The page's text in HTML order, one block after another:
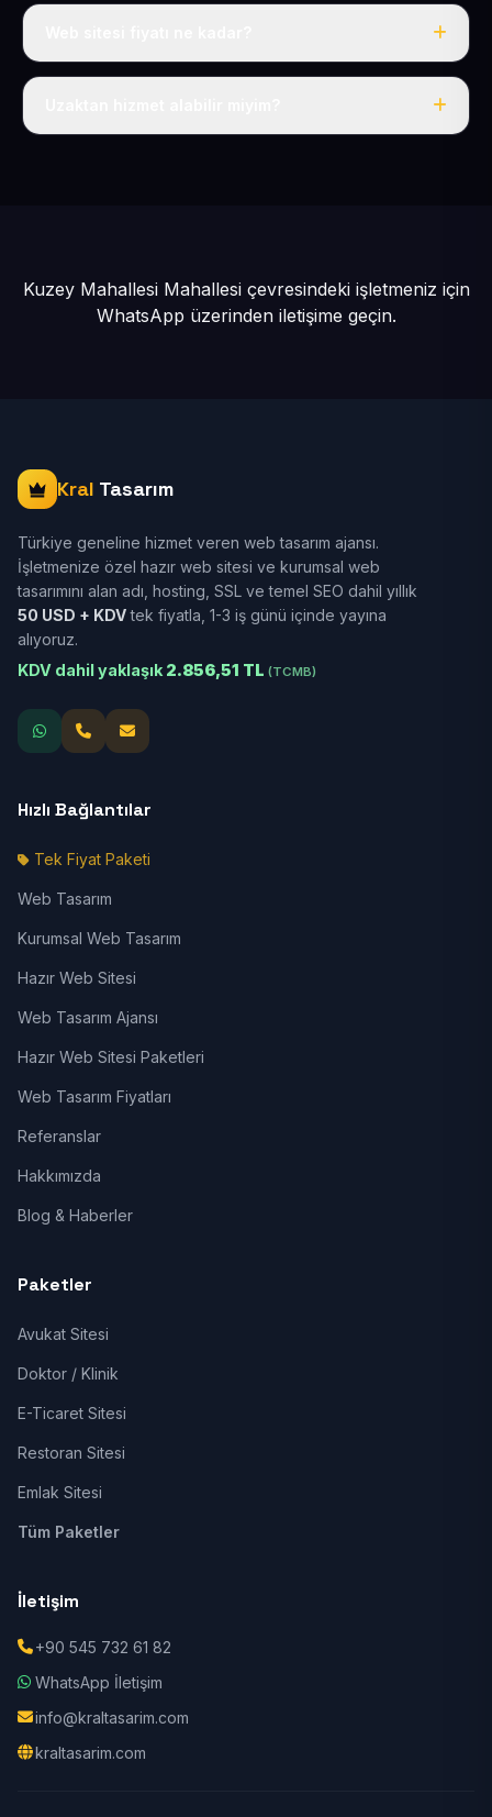
Tek fiyat: yılda 50 USD + KDV, her şey dahil.
Kuzey Mahallesi Mahallesi çevresindeki işletmeniz için
WhatsApp üzerinden iletişime geçin.
Kral Tasarım
Türkiye geneline hizmet veren web tasarım ajansı.
İşletmenize özel hazır web sitesi ve kurumsal web
tasarımını alan adı, hosting, SSL ve temel SEO dahil yıllık
50 USD + KDVtek fiyatla, 1-3 iş günü içinde yayına
alıyoruz.
KDV dahil yaklaşık 2.856,51 TL (TCMB)
Hızlı Bağlantılar
Tek Fiyat Paketi
Web Tasarım
Kurumsal Web Tasarım
Hazır Web Sitesi
Web Tasarım Ajansı
Hazır Web Sitesi Paketleri
Web Tasarım Fiyatları
Referanslar
Hakkımızda
Blog & Haberler
Paketler
Avukat Sitesi
Doktor / Klinik
E-Ticaret Sitesi
Restoran Sitesi
Emlak Sitesi
Tüm Paketler
İletişim
+90 545 732 61 82
WhatsApp İletişim
info@kraltasarim.com
kraltasarim.com